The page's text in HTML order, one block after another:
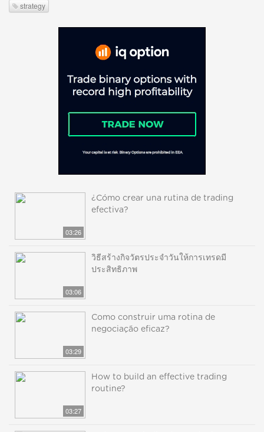
strategy
03:26
¿Cómo crear una rutina de trading
efectiva?
03:06
วิธีสร้างกิจวัตรประจำวันให้การเทรดมี
ประสิทธิภาพ
03:29
Como construir uma rotina de
negociação eficaz?
03:27
How to build an effective trading
routine?